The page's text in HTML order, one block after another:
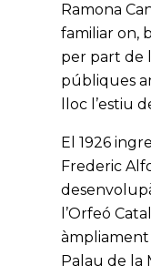
Ramona
familiar on,
per part de
públiques
lloc l’estiu
El 1926
Frederic
l’Orfeó
àmpliament
Palau de la